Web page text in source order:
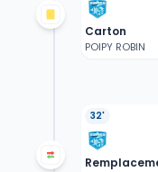
Carton
POIPY ROBIN
32'